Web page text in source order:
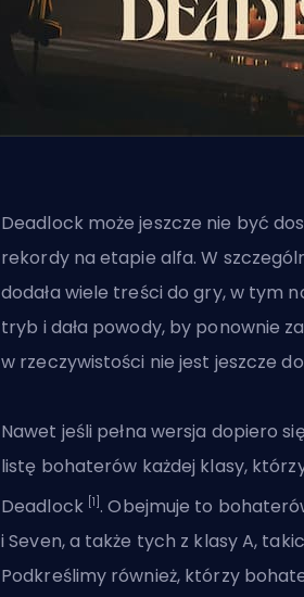
Deadlock może jeszcze nie być
rekordy na etapie alfa. W
dodała wiele treści do gry, w tym
tryb i dała powody, by ponownie
w rzeczywistości nie jest jeszcze
Nawet jeśli pełna wersja dopiero
listę bohaterów każdej klasy,
Deadlock [1] . Obejmuje to
i Seven, a także tych z klasy A,
Podkreślimy również, którzy